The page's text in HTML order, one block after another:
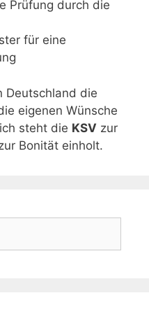
Prüfung durch die
für eine
Deutschland die
eigenen Wünsche
steht die KSV zur
Bonität einholt.